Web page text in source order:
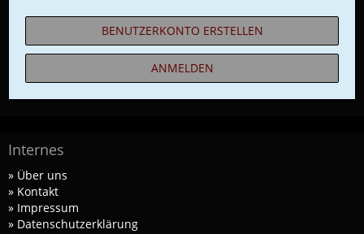
BENUTZERKONTO ERSTELLEN
ANMELDEN
Internes
» Über uns
» Kontakt
» Impressum
» Datenschutzerklärung